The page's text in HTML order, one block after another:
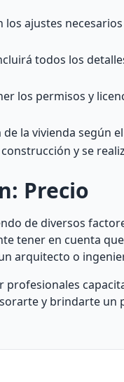
los ajustes
todos los
los permisos y
la vivienda según
y se
Precio
de diversos
tener en cuenta
arquitecto o
y brindarte un